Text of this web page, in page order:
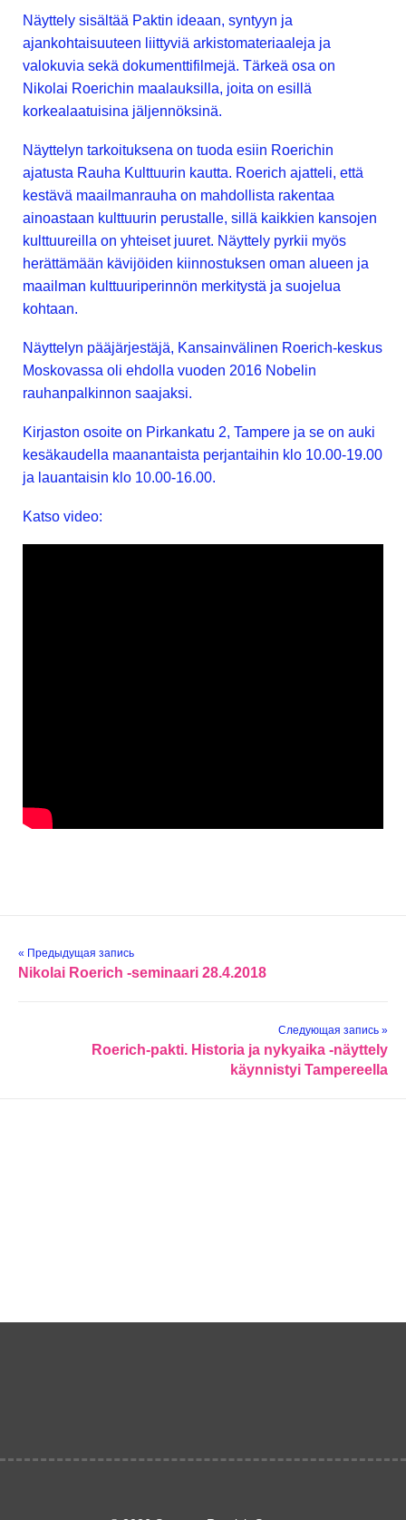
Näyttely sisältää Paktin ideaan, syntyyn ja
ajankohtaisuuteen liittyviä arkistomateriaaleja ja
valokuvia sekä dokumenttifilmejä. Tärkeä osa on
Nikolai Roerichin maalauksilla, joita on esillä
korkealaatuisina jäljennöksinä.
Näyttelyn tarkoituksena on tuoda esiin Roerichin
ajatusta Rauha Kulttuurin kautta. Roerich ajatteli, että
kestävä maailmanrauha on mahdollista rakentaa
ainoastaan kulttuurin perustalle, sillä kaikkien kansojen
kulttuureilla on yhteiset juuret. Näyttely pyrkii myös
herättämään kävijöiden kiinnostuksen oman alueen ja
maailman kulttuuriperinnön merkitystä ja suojelua
kohtaan.
Näyttelyn pääjärjestäjä, Kansainvälinen Roerich-keskus
Moskovassa oli ehdolla vuoden 2016 Nobelin
rauhanpalkinnon saajaksi.
Kirjaston osoite on Pirkankatu 2, Tampere ja se on auki
kesäkaudella maanantaista perjantaihin klo 10.00-19.00
ja lauantaisin klo 10.00-16.00.
Katso video:
« Предыдущая запись
Nikolai Roerich -seminaari 28.4.2018
Следующая запись »
Roerich-pakti. Historia ja nykyaika -näyttely
käynnistyi Tampereella